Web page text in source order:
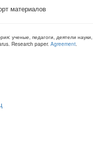
материалов
ученые, педагоги, деятели науки,
. Research paper. Agreement.